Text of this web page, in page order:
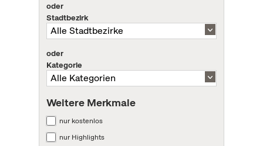
oder
Stadtbezirk
oder
Kategorie
Weitere Merkmale
nur kostenlos
nur Highlights